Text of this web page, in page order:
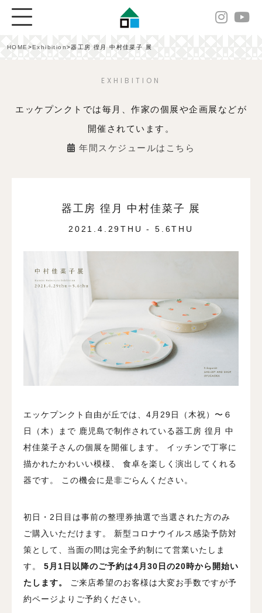
HOME>Exhibition>器工房 徨月 中村佳菜子 展
EXHIBITION
エッケプンクトでは毎月、作家の個展や企画展などが
開催されています。
年間スケジュールはこちら
器工房 徨月 中村佳菜子 展
2021.4.29THU - 5.6THU
エッケプンクト自由が丘では、4月29日（木祝）〜６
日（木）まで 鹿児島で制作されている器工房 徨月 中
村佳菜子さんの個展を開催します。
イッチンで丁寧に
描かれたかわいい模様、
食卓を楽しく演出してくれる
器です。
この機会に是非ごらんください。
初日・2日目は事前の整理券抽選で当選された方のみ
ご購入いただけます。
新型コロナウイルス感染予防対
策として、当面の間は完全予約制にて営業いたしま
す。
5月1日以降のご予約は4月30日の20時から開始い
たします。
ご来店希望のお客様は大変お手数ですが予
約ページよりご予約ください。